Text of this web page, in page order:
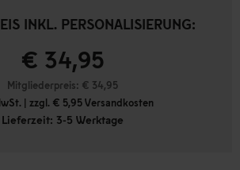
INKL. PERSONALISIERUNG:
€ 34,95
Mitgliederpreis: € 34,95
| zzgl. € 5,95 Versandkosten
Lieferzeit: 3-5 Werktage